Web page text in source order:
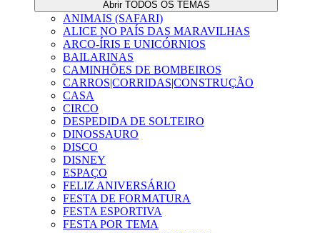
Abrir TODOS OS TEMAS
ANIMAIS (SAFARI)
ALICE NO PAÍS DAS MARAVILHAS
ARCO-ÍRIS E UNICÓRNIOS
BAILARINAS
CAMINHÕES DE BOMBEIROS
CARROS|CORRIDAS|CONSTRUÇÃO
CASA
CIRCO
DESPEDIDA DE SOLTEIRO
DINOSSAURO
DISCO
DISNEY
ESPAÇO
FELIZ ANIVERSÁRIO
FESTA DE FORMATURA
FESTA ESPORTIVA
FESTA POR TEMA